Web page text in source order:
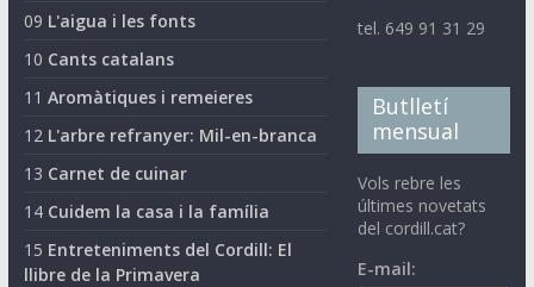
09 L'aigua i les fonts
10 Cants catalans
11 Aromàtiques i remeieres
12 L'arbre refranyer: Mil-en-branca
13 Carnet de cuinar
14 Cuidem la casa i la família
15 Entreteniments del Cordill: El
llibre de la Primavera
tel. 649 91 31 29
Butlletí
mensual
Vols rebre les
últimes novetats
del cordill.cat?
E-mail: